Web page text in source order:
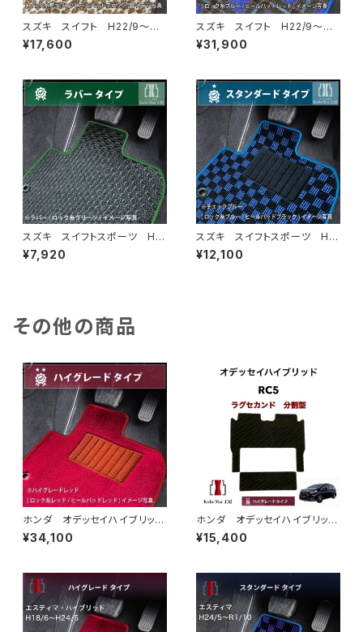
スズキ スイフト H22/9〜
ZC系・ZD系 フロアマット一
式 カーマット スペシャルタイ
¥17,600
スズキ スイフト H22/9〜
ZC系・ZD系 フロアマット一
式 カーマット 神戸タータ
¥31,900
スズキ スイフトスポーツ H2
3/12〜 ZC32S・ZC33S フ
ロアマット一式 カーマット 防
¥7,920
スズキ スイフトスポーツ H2
3/12〜 ZC32S・ZC33S フ
ロアマット一式 カーマット ス
¥12,100
その他の商品
ホンダ オデッセイハイブリッ
ド R5/12～ RC5 フロアマ
ット一式 カーマット ハイグレ
¥34,100
ホンダ オデッセイハイブリッ
ド e:HEV R5/12〜 RC5
ラグセカンド ラグマット 2列
¥15,400